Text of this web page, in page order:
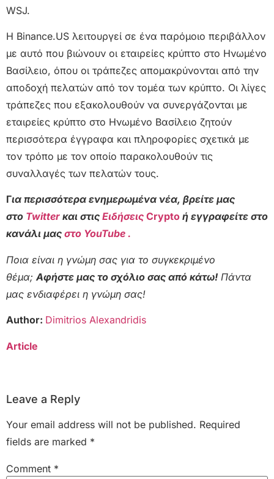
WSJ.
Η Binance.US λειτουργεί σε ένα παρόμοιο περιβάλλον
με αυτό που βιώνουν οι εταιρείες κρύπτο στο Ηνωμένο
Βασίλειο, όπου οι τράπεζες απομακρύνονται από την
αποδοχή πελατών από τον τομέα των κρύπτο. Οι λίγες
τράπεζες που εξακολουθούν να συνεργάζονται με
εταιρείες κρύπτο στο Ηνωμένο Βασίλειο ζητούν
περισσότερα έγγραφα και πληροφορίες σχετικά με
τον τρόπο με τον οποίο παρακολουθούν τις
συναλλαγές των πελατών τους.
Για περισσότερα ενημερωμένα νέα, βρείτε μας
στο Twitter και στις Ειδήσεις Crypto ή εγγραφείτε στο
κανάλι μας στο YouTube .
Ποια είναι η γνώμη σας για το συγκεκριμένο
θέμα; Αφήστε μας το σχόλιο σας από κάτω! Πάντα
μας ενδιαφέρει η γνώμη σας!
Author: Dimitrios Alexandridis
Article
Leave a Reply
Your email address will not be published. Required
fields are marked *
Comment *